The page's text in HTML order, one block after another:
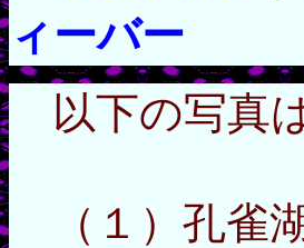
ィーバー
以下の写真
（１）孔雀